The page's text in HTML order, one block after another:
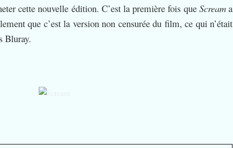
cette nouvelle édition. C’est la première fois que Screama
que c’est la version non censurée du film, ce qui n’était
Bluray.